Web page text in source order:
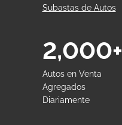
Subastas de Autos
Autos en Venta
Agregados
Diariamente
2,000+